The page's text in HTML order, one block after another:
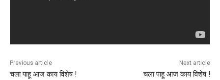
Previous article
चला पाहू आज काय विशेष !
Next article
चला पाहू आज काय विशेष !